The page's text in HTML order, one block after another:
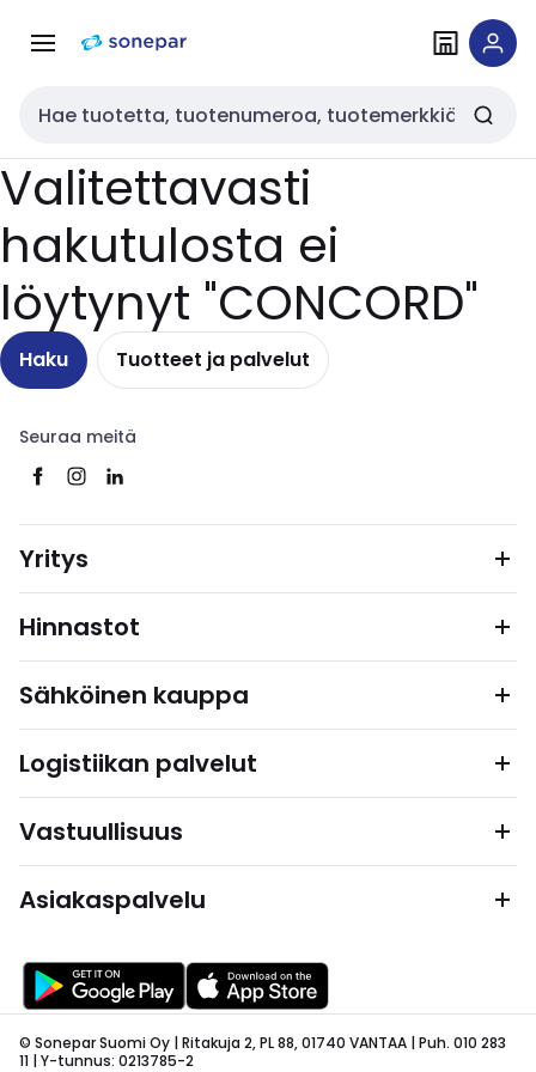
navigointiinsisältöön
Haku
Valitettavasti
hakutulosta ei
löytynyt "CONCORD"
Haku Tuotteet ja palvelut
Seuraa meitä
Yritys
Hinnastot
Sähköinen kauppa
Logistiikan palvelut
Vastuullisuus
Asiakaspalvelu
© Sonepar Suomi Oy | Ritakuja 2, PL 88, 01740 VANTAA | Puh. 010 283
11 | Y-tunnus: 0213785-2